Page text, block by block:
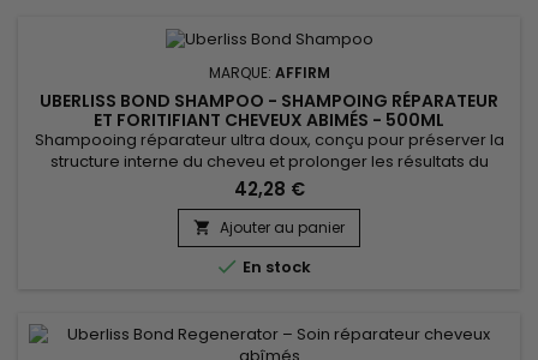
MARQUE: AFFIRM
UBERLISS BOND SHAMPOO - SHAMPOING RÉPARATEUR
ET FORITIFIANT CHEVEUX ABIMÉS - 500ML
Shampooing réparateur ultra doux, conçu pour préserver la
structure interne du cheveu et prolonger les résultats du
protocole Uberliss. Étape 2 du Soin Réparateur, sa formule
unique sans sulfate nettoie en douceur sans altérer les
bénéfices de l’étape 1 (Régénérateur) et prépare la fibre à
l’étape 3 (Amplificateur). Grâce à sa technologie...
42,28 €
 Ajouter au panier
 En stock